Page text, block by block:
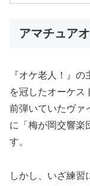
アマチュア
『オケ老人！』
を冠したオーケス
前弾いていたヴァ
に「梅が岡交響楽
す。
しかし、いざ練習